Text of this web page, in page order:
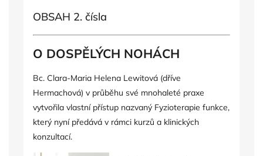
OBSAH 2. čísla
O DOSPĚLÝCH NOHÁCH
Bc. Clara-Maria Helena Lewitová (dříve
Hermachová) v průběhu své mnohaleté praxe
vytvořila vlastní přístup nazvaný Fyzioterapie funkce,
který nyní předává v rámci kurzů a klinických
konzultací.